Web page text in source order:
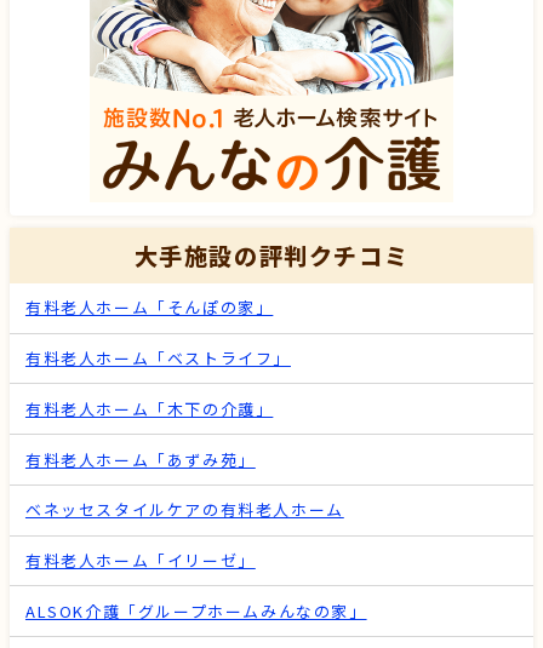
大手施設の評判クチコミ
有料老人ホーム「そんぽの家」
有料老人ホーム「ベストライフ」
有料老人ホーム「木下の介護」
有料老人ホーム「あずみ苑」
ベネッセスタイルケアの有料老人ホーム
有料老人ホーム「イリーゼ」
ALSOK介護「グループホームみんなの家」